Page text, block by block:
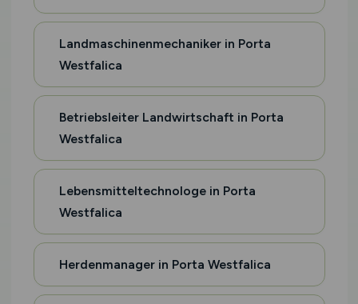
Landmaschinenmechaniker in Porta
Westfalica
Betriebsleiter Landwirtschaft in Porta
Westfalica
Lebensmitteltechnologe in Porta
Westfalica
Herdenmanager in Porta Westfalica